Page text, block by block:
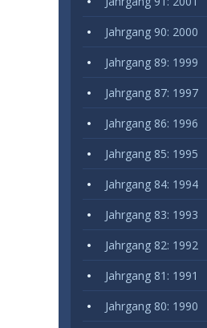
Jahrgang 90: 2000
Jahrgang 89: 1999
Jahrgang 87: 1997
Jahrgang 86: 1996
Jahrgang 85: 1995
Jahrgang 84: 1994
Jahrgang 83: 1993
Jahrgang 82: 1992
Jahrgang 81: 1991
Jahrgang 80: 1990